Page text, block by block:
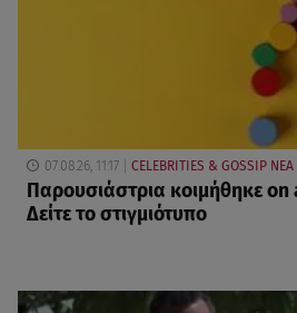
07.08.26, 11:17 CELEBRITIES & GOSSIP ΝΕΑ
Παρουσιάστρια κοιμήθηκε on
Δείτε το στιγμιότυπο